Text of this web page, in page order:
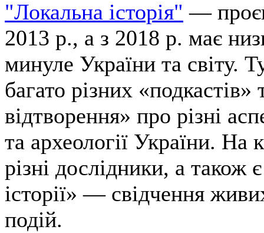
"Локальна історія" —
2013 р., а з 2018 р. має
минуле України та світу.
багато різних «подкастів»
відтворення» про різні
та археології України. На
різні дослідники, а також
історії» — свідчення
подій.